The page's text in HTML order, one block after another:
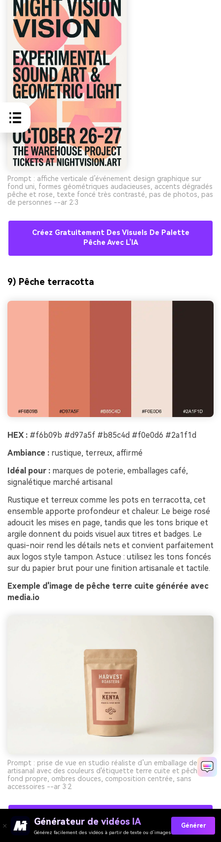
Prompt : affiche verticale d’événement design graphique sur
fond uni, formes géométriques audacieuses, accents dégradés
pêche et rose, texte foncé très contrasté, pas de photos, pas
de personnes --ar 2:3
Créez Gratuitement Des Visuels De Palette
Pêche Avec L’IA
9) Pêche terracotta
HEX : #f6b09b #d97a5f #b85c4d #f0e0d6 #2a1f1d
Ambiance : rustique, terreux, affirmé
Idéal pour : marques de poterie, emballages café,
signalétique marché artisanal
Rustique et terreux comme les pots en terracotta, cet
ensemble apporte profondeur et chaleur. Le beige rosé
adoucit les mises en page, tandis que les tons brique et
argile donnent du poids visuel aux titres et badges. Le
quasi-noir rend les détails nets et convient parfaitement
aux logos style tampon. Astuce : utilisez les tons foncés
sur du papier brut pour une finition artisanale et tactile.
Exemple d'image de pêche terre cuite générée avec
media.io
Prompt : prise de vue en studio réaliste d’un emballage de café
artisanal avec des couleurs d'étiquette terre cuite et pêche,
fond propre, ombres douces, composition centrée, sans
accessoires --ar 3:2
Créez Gratuitement Des Visuels De Palette
Pêche Avec L’IA
Générateur de vidéos IA
Générez facilement des vidéos à partir de texte ou d’images
Générer